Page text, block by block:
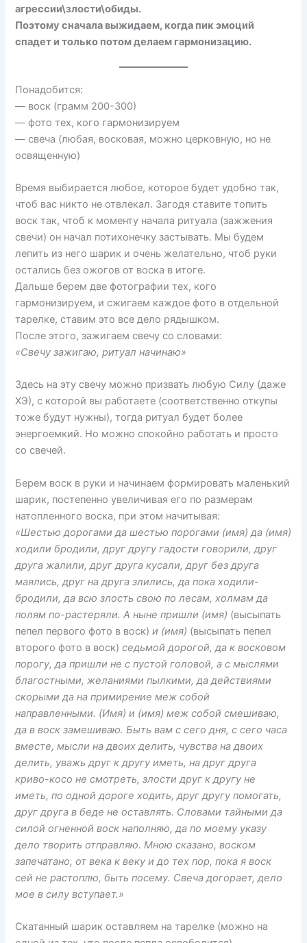
агрессии\злости\обиды.
Поэтому сначала выжидаем, когда пик эмоций
спадет и только потом делаем гармонизацию.
Понадобится:
— воск (грамм 200-300)
— фото тех, кого гармонизируем
— свеча (любая, восковая, можно церковную, но не
освященную)
Время выбирается любое, которое будет удобно так,
чтоб вас никто не отвлекал. Загодя ставите топить
воск так, чтоб к моменту начала ритуала (зажжения
свечи) он начал потихонечку застывать. Мы будем
лепить из него шарик и очень желательно, чтоб руки
остались без ожогов от воска в итоге.
Дальше берем две фотографии тех, кого
гармонизируем, и сжигаем каждое фото в отдельной
тарелке, ставим это все дело рядышком.
После этого, зажигаем свечу со словами:
«Свечу зажигаю, ритуал начинаю»
Здесь на эту свечу можно призвать любую Силу (даже
ХЭ), с которой вы работаете (соответственно откупы
тоже будут нужны), тогда ритуал будет более
энергоемкий. Но можно спокойно работать и просто
со свечей.
Берем воск в руки и начинаем формировать маленький
шарик, постепенно увеличивая его по размерам
натопленного воска, при этом начитывая:
«Шестью дорогами да шестью порогами (имя) да (имя)
ходили бродили, друг другу гадости говорили, друг
друга жалили, друг друга кусали, друг без друга
маялись, друг на друга злились, да пока ходили-
бродили, да всю злость свою по лесам, холмам да
полям по-растеряли. А ныне пришли (имя) (высыпать
пепел первого фото в воск) и (имя) (высыпать пепел
второго фото в воск)седьмой дорогой, да к восковом
порогу, да пришли не с пустой головой, а с мыслями
благостными, желаниями пылкими, да действиями
скорыми да на примирение меж собой
направленными. (Имя) и (имя) меж собой смешиваю,
да в воск замешиваю. Быть вам с сего дня, с сего часа
вместе, мысли на двоих делить, чувства на двоих
делить, уважь друг к другу иметь, на друг друга
криво-косо не смотреть, злости друг к другу не
иметь, по одной дороге ходить, друг другу помогать,
друг друга в беде не оставлять. Словами тайными да
силой огненной воск наполняю, да по моему указу
дело творить отправляю. Мною сказано, воском
запечатано, от века к веку и до тех пор, пока я воск
сей не растоплю, быть посему. Свеча догорает, дело
мое в силу вступает.»
Скатанный шарик оставляем на тарелке (можно на